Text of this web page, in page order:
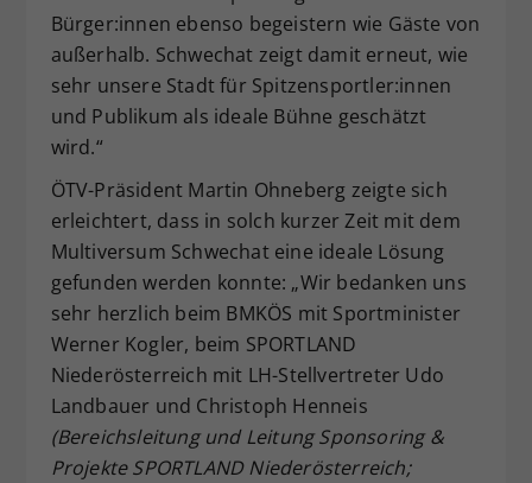
Bürger:innen ebenso begeistern wie Gäste von
außerhalb. Schwechat zeigt damit erneut, wie
sehr unsere Stadt für Spitzensportler:innen
und Publikum als ideale Bühne geschätzt
wird.“
ÖTV-Präsident Martin Ohneberg zeigte sich
erleichtert, dass in solch kurzer Zeit mit dem
Multiversum Schwechat eine ideale Lösung
gefunden werden konnte: „Wir bedanken uns
sehr herzlich beim BMKÖS mit Sportminister
Werner Kogler, beim SPORTLAND
Niederösterreich mit LH-Stellvertreter Udo
Landbauer und Christoph Henneis
(Bereichsleitung und Leitung Sponsoring &
Projekte SPORTLAND Niederösterreich;